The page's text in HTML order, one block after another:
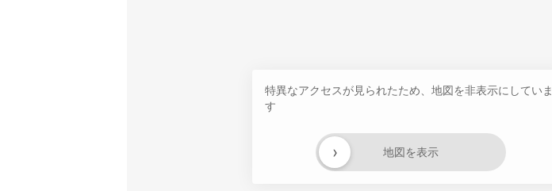
特異なアクセスが見られたため、地図を非表示にしていま
す
地図を表示
›